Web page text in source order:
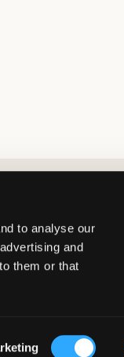
to analyse our
and
them or that